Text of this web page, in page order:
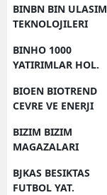
BINBN BIN ULASIM
TEKNOLOJILERI
BINHO 1000
YATIRIMLAR HOL.
BIOEN BIOTREND
CEVRE VE ENERJI
BIZIM BIZIM
MAGAZALARI
BJKAS BESIKTAS
FUTBOL YAT.